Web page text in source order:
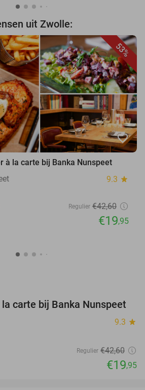
uit Zwolle:
53%
favorite_border
à la carte bij Banka Nunspeet
9.3 star
Regulier €42,60
€19,95
53%
carte bij Banka Nunspeet
9.3 star
Regulier €42,60
€19,95